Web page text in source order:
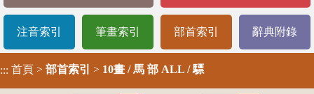
注音索引 筆畫索引 部首索引 辭典附錄
::: 首頁 > 部首索引 > 10畫 / 馬 部 ALL / 驃